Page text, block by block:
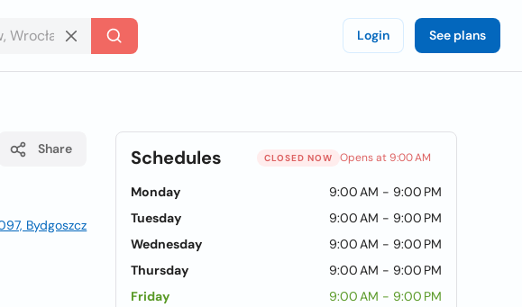
Login See plans
Share
Bydgoszcz
Schedules CLOSED NOW Opens at 9:00 AM
Monday
9:00 AM - 9:00 PM
Tuesday
9:00 AM - 9:00 PM
Wednesday
9:00 AM - 9:00 PM
Thursday
9:00 AM - 9:00 PM
Friday
9:00 AM - 9:00 PM